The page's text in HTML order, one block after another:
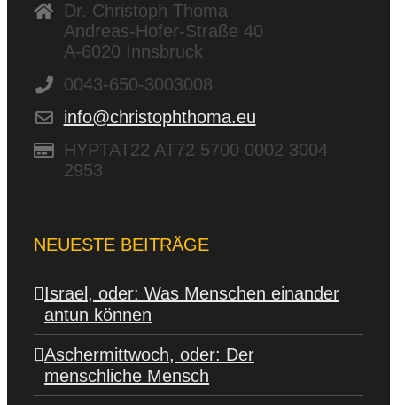
Dr. Christoph Thoma
Andreas-Hofer-Straße 40
A-6020 Innsbruck
0043-650-3003008
info@christophthoma.eu
HYPTAT22 AT72 5700 0002 3004
2953
NEUESTE BEITRÄGE
Israel, oder: Was Menschen einander
antun können
Aschermittwoch, oder: Der
menschliche Mensch